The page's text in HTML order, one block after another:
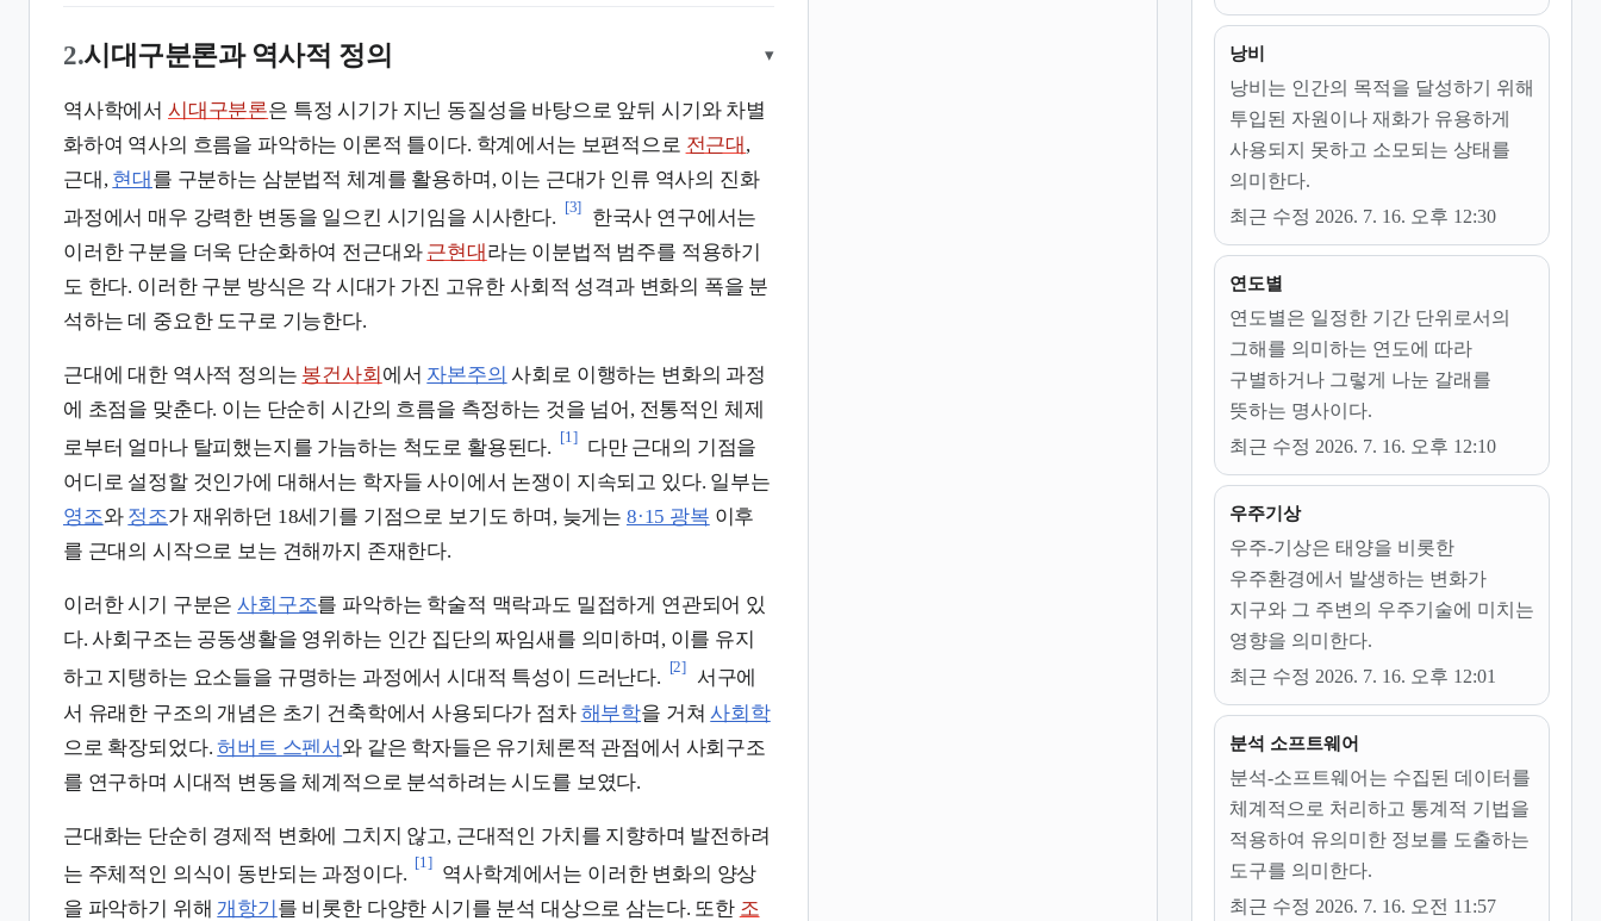
2.시대구분론과 역사적 정의 ▾
역사학에서 시대구분론은 특정 시기가 지닌 동질성을 바탕으로 앞뒤 시기와 차별
화하여 역사의 흐름을 파악하는 이론적 틀이다. 학계에서는 보편적으로 전근대 ,
근대, 현대 를 구분하는 삼분법적 체계를 활용하며, 이는 근대가 인류 역사의 진화
과정에서 매우 강력한 변동을 일으킨 시기임을 시사한다.
[3]
한국사 연구에서는
이러한 구분을 더욱 단순화하여 전근대와 근현대 라는 이분법적 범주를 적용하기
도 한다. 이러한 구분 방식은 각 시대가 가진 고유한 사회적 성격과 변화의 폭을 분
석하는 데 중요한 도구로 기능한다.
근대에 대한 역사적 정의는 봉건사회 에서 자본주의 사회로 이행하는 변화의 과정
에 초점을 맞춘다. 이는 단순히 시간의 흐름을 측정하는 것을 넘어, 전통적인 체제
로부터 얼마나 탈피했는지를 가늠하는 척도로 활용된다.
[1]
다만 근대의 기점을
어디로 설정할 것인가에 대해서는 학자들 사이에서 논쟁이 지속되고 있다. 일부는
영조와 정조가 재위하던 18세기를 기점으로 보기도 하며, 늦게는 8·15 광복 이후
를 근대의 시작으로 보는 견해까지 존재한다.
이러한 시기 구분은사회구조를 파악하는 학술적 맥락과도 밀접하게 연관되어 있
다. 사회구조는 공동생활을 영위하는 인간 집단의 짜임새를 의미하며, 이를 유지
하고 지탱하는 요소들을 규명하는 과정에서 시대적 특성이 드러난다.
[2]
서구에
서 유래한 구조의 개념은 초기 건축학에서 사용되다가 점차 해부학을 거쳐사회학
으로 확장되었다.허버트 스펜서 와 같은 학자들은 유기체론적 관점에서 사회구조
를 연구하며 시대적 변동을 체계적으로 분석하려는 시도를 보였다.
근대화는 단순히 경제적 변화에 그치지 않고, 근대적인 가치를 지향하며 발전하려
는 주체적인 의식이 동반되는 과정이다.
[1]
역사학계에서는 이러한 변화의 양상
을 파악하기 위해 개항기 를 비롯한 다양한 시기를 분석 대상으로 삼는다. 또한 조
낭비
낭비는 인간의 목적을 달성하기 위해
투입된 자원이나 재화가 유용하게
사용되지 못하고 소모되는 상태를
의미한다.
최근 수정 2026. 7. 16. 오후 12:30
연도별
연도별은 일정한 기간 단위로서의
그해를 의미하는 연도에 따라
구별하거나 그렇게 나눈 갈래를
뜻하는 명사이다.
최근 수정 2026. 7. 16. 오후 12:10
우주기상
우주-기상은 태양을 비롯한
우주환경에서 발생하는 변화가
지구와 그 주변의 우주기술에 미치는
영향을 의미한다.
최근 수정 2026. 7. 16. 오후 12:01
분석 소프트웨어
분석-소프트웨어는 수집된 데이터를
체계적으로 처리하고 통계적 기법을
적용하여 유의미한 정보를 도출하는
도구를 의미한다.
최근 수정 2026. 7. 16. 오전 11:57